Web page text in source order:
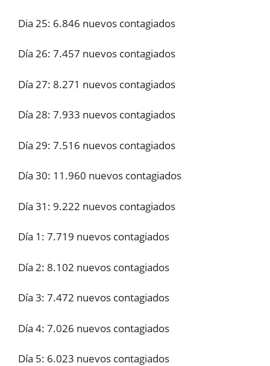
Dia 25: 6.846 nuevos contagiados
Día 26: 7.457 nuevos contagiados
Día 27: 8.271 nuevos contagiados
Día 28: 7.933 nuevos contagiados
Día 29: 7.516 nuevos contagiados
Día 30: 11.960 nuevos contagiados
Día 31: 9.222 nuevos contagiados
Día 1: 7.719 nuevos contagiados
Día 2: 8.102 nuevos contagiados
Día 3: 7.472 nuevos contagiados
Día 4: 7.026 nuevos contagiados
Día 5: 6.023 nuevos contagiados